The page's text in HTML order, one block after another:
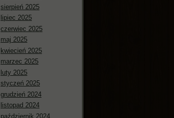
sierpień 2025
lipiec 2025
czerwiec 2025
maj 2025
kwiecień 2025
marzec 2025
luty 2025
styczeń 2025
grudzień 2024
listopad 2024
październik 2024